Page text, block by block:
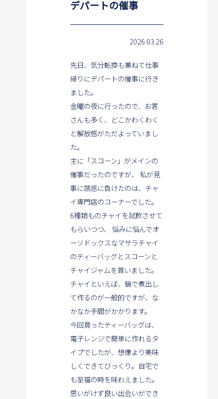
デパートの催事
2026.03.26
先日、気分転換も兼ねて仕事
帰りにデパートの催事に行き
ました。
金曜の夜に行ったので、お客
さんも多く、どこかわくわく
と解放感がただよっていまし
た。
主に「スコーン」がメインの
催事だったのですが、
私が見
事に誘惑に負けたのは、チャ
イ専門店のコーナーでした。
6種類ものチャイを試飲させて
もらいつつ、
悩みに悩んでオ
ーソドックスなマサラチャイ
のティーバッグとスコーンと
チャイジャムを買いました。
チャイといえば、鍋で煮出し
て作るのが一般的ですが、な
かなか手間がかかります。
今回買ったティーバッグは、
電子レンジで簡単に作れるタ
イプでしたが、想像より美味
しくできてびっくり。自宅で
も至福の時を味わえました。
思いがけず良い出会いができ